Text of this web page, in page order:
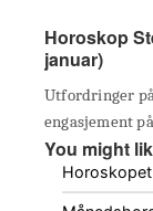
Horoskop
januar)
Utfordringer
engasjement
You might